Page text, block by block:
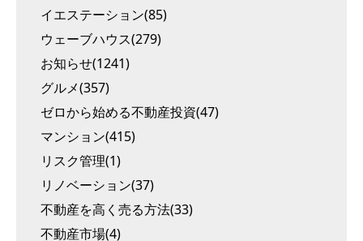
イエステーション(85)
ウェーブハウス(279)
お知らせ(1241)
グルメ(357)
ゼロから始める不動産投資(47)
マンション(415)
リスク管理(1)
リノベーション(37)
不動産を高く売る方法(33)
不動産市場(4)